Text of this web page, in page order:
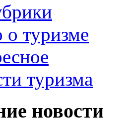
о туризме
туризма
новости